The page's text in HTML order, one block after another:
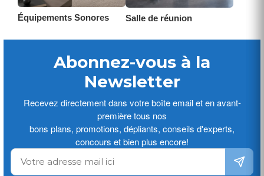
Équipements Sonores Salle de réunion
Abonnez-vous à la
Newsletter
Recevez directement dans votre boîte email et en avant-
première tous nos
bons plans, promotions, dépliants, conseils d'experts,
concours et bien plus encore!